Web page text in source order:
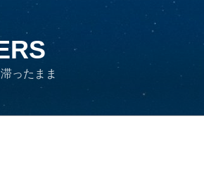
ったまま